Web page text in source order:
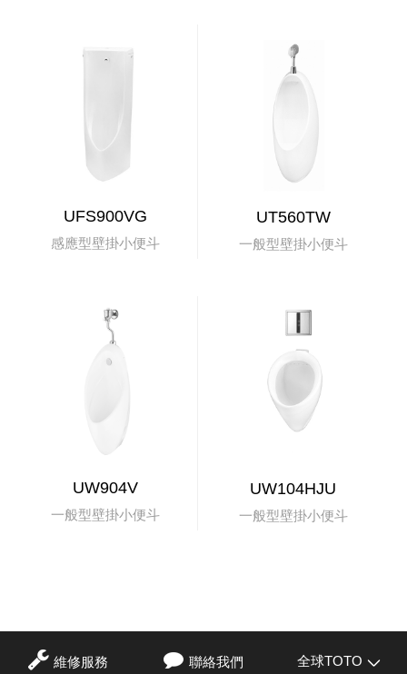
UFS900VG
感應型壁掛小便斗
UT560TW
一般型壁掛小便斗
UW904V
一般型壁掛小便斗
UW104HJU
一般型壁掛小便斗
維修服務 聯絡我們 全球TOTO